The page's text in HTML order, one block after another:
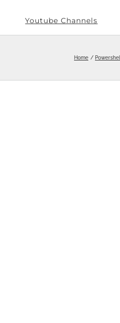
Youtube Channels
Home Powershell